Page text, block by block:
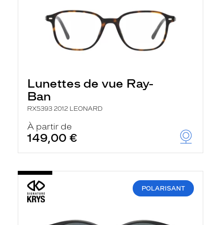
Lunettes de vue Ray-
Ban
RX5393 2012 LEONARD
À partir de
149,00 €
POLARISANT